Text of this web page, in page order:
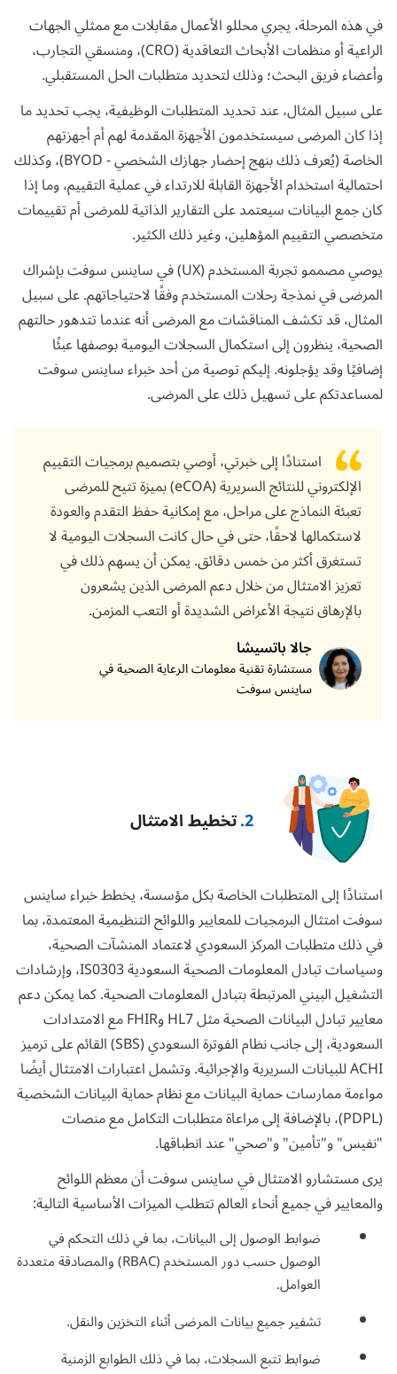
في هذه المرحلة، يجري محللو الأعمال مقابلات مع ممثلي الجهات
الراعية أو منظمات الأبحاث التعاقدية (CRO)، ومنسقي التجارب،
وأعضاء فريق البحث؛ وذلك لتحديد متطلبات الحل المستقبلي.
على سبيل المثال، عند تحديد المتطلبات الوظيفية، يجب تحديد ما
إذا كان المرضى سيستخدمون الأجهزة المقدمة لهم أم أجهزتهم
الخاصة (يُعرف ذلك بنهج إحضار جهازك الشخصي - BYOD)، وكذلك
احتمالية استخدام الأجهزة القابلة للارتداء في عملية التقييم، وما إذا
كان جمع البيانات سيعتمد على التقارير الذاتية للمرضى أم تقييمات
متخصصي التقييم المؤهلين، وغير ذلك الكثير.
يوصي مصممو تجربة المستخدم (UX) في ساينس سوفت بإشراك
المرضى في نمذجة رحلات المستخدم وفقًا لاحتياجاتهم. على سبيل
المثال، قد تكشف المناقشات مع المرضى أنه عندما تتدهور حالتهم
الصحية، ينظرون إلى استكمال السجلات اليومية بوصفها عبئًا
إضافيًا وقد يؤجلونه. إليكم توصية من أحد خبراء ساينس سوفت
لمساعدتكم على تسهيل ذلك على المرضى.
استنادًا إلى خبرتي، أوصي بتصميم برمجيات التقييم
الإلكتروني للنتائج السريرية (eCOA) بميزة تتيح للمرضى
تعبئة النماذج على مراحل، مع إمكانية حفظ التقدم والعودة
لاستكمالها لاحقًا، حتى في حال كانت السجلات اليومية لا
تستغرق أكثر من خمس دقائق. يمكن أن يسهم ذلك في
تعزيز الامتثال من خلال دعم المرضى الذين يشعرون
بالإرهاق نتيجة الأعراض الشديدة أو التعب المزمن.
جالا باتسيشا
مستشارة تقنية معلومات الرعاية الصحية في
ساينس سوفت
2. تخطيط الامتثال
استنادًا إلى المتطلبات الخاصة بكل مؤسسة، يخطط خبراء ساينس
سوفت امتثال البرمجيات للمعايير واللوائح التنظيمية المعتمدة، بما
في ذلك متطلبات المركز السعودي لاعتماد المنشآت الصحية،
وسياسات تبادل المعلومات الصحية السعودية IS0303، وإرشادات
التشغيل البيني المرتبطة بتبادل المعلومات الصحية. كما يمكن دعم
معايير تبادل البيانات الصحية مثل HL7 وFHIR مع الامتدادات
السعودية، إلى جانب نظام الفوترة السعودي (SBS) القائم على ترميز
ACHI للبيانات السريرية والإجرائية. وتشمل اعتبارات الامتثال أيضًا
مواءمة ممارسات حماية البيانات مع نظام حماية البيانات الشخصية
(PDPL)، بالإضافة إلى مراعاة متطلبات التكامل مع منصات
"نفيس" و"تأمين" و"صحي" عند انطباقها.
يرى مستشارو الامتثال في ساينس سوفت أن معظم اللوائح
والمعايير في جميع أنحاء العالم تتطلب الميزات الأساسية التالية:
ضوابط الوصول إلى البيانات، بما في ذلك التحكم في
الوصول حسب دور المستخدم (RBAC) والمصادقة متعددة
العوامل.
تشفير جميع بيانات المرضى أثناء التخزين والنقل.
ضوابط تتبع السجلات، بما في ذلك الطوابع الزمنية